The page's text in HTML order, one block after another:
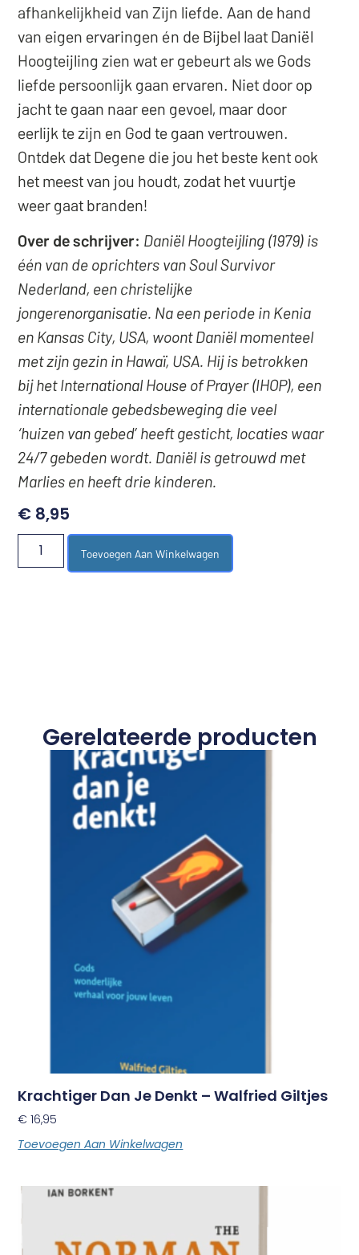
afhankelijkheid van Zijn liefde. Aan de hand
van eigen ervaringen én de Bijbel laat Daniël
Hoogteijling zien wat er gebeurt als we Gods
liefde persoonlijk gaan ervaren. Niet door op
jacht te gaan naar een gevoel, maar door
eerlijk te zijn en God te gaan vertrouwen.
Ontdek dat Degene die jou het beste kent ook
het meest van jou houdt, zodat het vuurtje
weer gaat branden!
Over de schrijver: Daniël Hoogteijling(1979) is
één van de oprichters van Soul Survivor
Nederland, een christelijke
jongerenorganisatie. Na een periode in Kenia
en Kansas City, USA, woont Daniël momenteel
met zijn gezin in Hawaï, USA. Hij is betrokken
bij het International House of Prayer (IHOP), een
internationale gebedsbeweging die veel
‘huizen van gebed’ heeft gesticht, locaties waar
24/7 gebeden wordt. Daniël is getrouwd met
Marlies en heeft drie kinderen.
€ 8,95
Toevoegen Aan Winkelwagen
Gerelateerde producten
Krachtiger Dan Je Denkt – Walfried Giltjes
€ 16,95
Toevoegen Aan Winkelwagen